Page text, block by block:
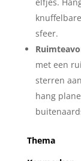
elfjes.
sfeer.
met een
sterren
hang
Thema